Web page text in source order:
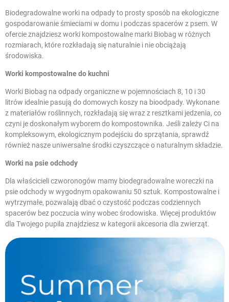
Promocje
Biodegradowalne worki na odpady to prosty sposób na ekologiczne
gospodarowanie śmieciami w domu i podczas spacerów z psem. W
ofercie znajdziesz worki kompostowalne marki Biobag w różnych
rozmiarach, które rozkładają się naturalnie i nie obciążają
środowiska.
Worki kompostowalne do kuchni
Worki Biobag na odpady organiczne w pojemnościach 8, 10 i 30
litrów idealnie pasują do domowych koszy na bioodpady. Wykonane
z materiałów roślinnych, rozkładają się wraz z resztkami jedzenia, co
czyni je doskonałym wyborem do kompostownika. Jeśli zależy Ci na
kompleksowym, ekologicznym podejściu do sprzątania, sprawdź
również nasze uniwersalne środki czyszcząceo naturalnym składzie.
Worki na psie odchody
Dla właścicieli czworonogów mamy biodegradowalne woreczki na
psie odchody w wygodnym opakowaniu 50 sztuk. Kompostowalne i
wytrzymałe, pozwalają dbać o czystość podczas codziennych
spacerów bez poczucia winy wobec środowiska. Więcej produktów
dla Twojego pupila znajdziesz w kategoriiakcesoria dla zwierząt.